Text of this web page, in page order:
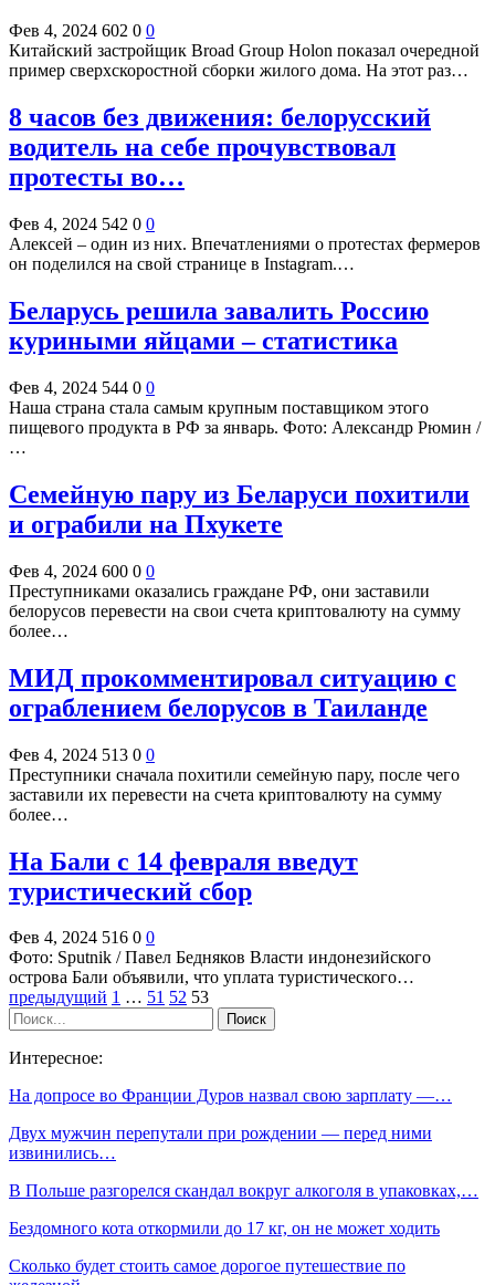
Фев 4, 2024 602 0 0
Китайский застройщик Broad Group Holon показал очередной
пример сверхскоростной сборки жилого дома. На этот раз…
8 часов без движения: белорусский
водитель на себе прочувствовал
протесты во…
Фев 4, 2024 542 0 0
Алексей – один из них. Впечатлениями о протестах фермеров
он поделился на свой странице в Instagram.…
Беларусь решила завалить Россию
куриными яйцами – статистика
Фев 4, 2024 544 0 0
Наша страна стала самым крупным поставщиком этого
пищевого продукта в РФ за январь. Фото: Александр Рюмин /
…
Семейную пару из Беларуси похитили
и ограбили на Пхукете
Фев 4, 2024 600 0 0
Преступниками оказались граждане РФ, они заставили
белорусов перевести на свои счета криптовалюту на сумму
более…
МИД прокомментировал ситуацию с
ограблением белорусов в Таиланде
Фев 4, 2024 513 0 0
Преступники сначала похитили семейную пару, после чего
заставили их перевести на счета криптовалюту на сумму
более…
На Бали с 14 февраля введут
туристический сбор
Фев 4, 2024 516 0 0
Фото: Sputnik / Павел Бедняков Власти индонезийского
острова Бали объявили, что уплата туристического…
предыдущий 1 … 51 52 53
Интересное:
На допросе во Франции Дуров назвал свою зарплату —…
Двух мужчин перепутали при рождении — перед ними
извинились…
В Польше разгорелся скандал вокруг алкоголя в упаковках,…
Бездомного кота откормили до 17 кг, он не может ходить
Сколько будет стоить самое дорогое путешествие по